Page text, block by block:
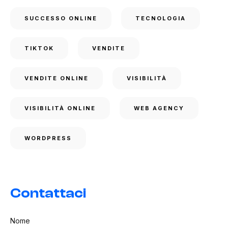
SUCCESSO ONLINE TECNOLOGIA
TIKTOK VENDITE
VENDITE ONLINE VISIBILITÀ
VISIBILITÀ ONLINE WEB AGENCY
WORDPRESS
Contattaci
Nome